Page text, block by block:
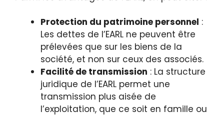
Protection du patrimoine personnel :
Les dettes de l’EARL ne peuvent être
prélevées que sur les biens de la
société, et non sur ceux des associés.
Facilité de transmission : La structure
juridique de l’EARL permet une
transmission plus aisée de
l’exploitation, que ce soit en famille ou